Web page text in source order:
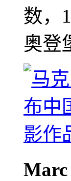
数，
奥登